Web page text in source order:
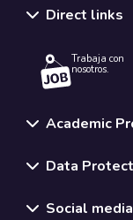
Direct links
Trabaja con
nosotros.
Academic
Data
Social media